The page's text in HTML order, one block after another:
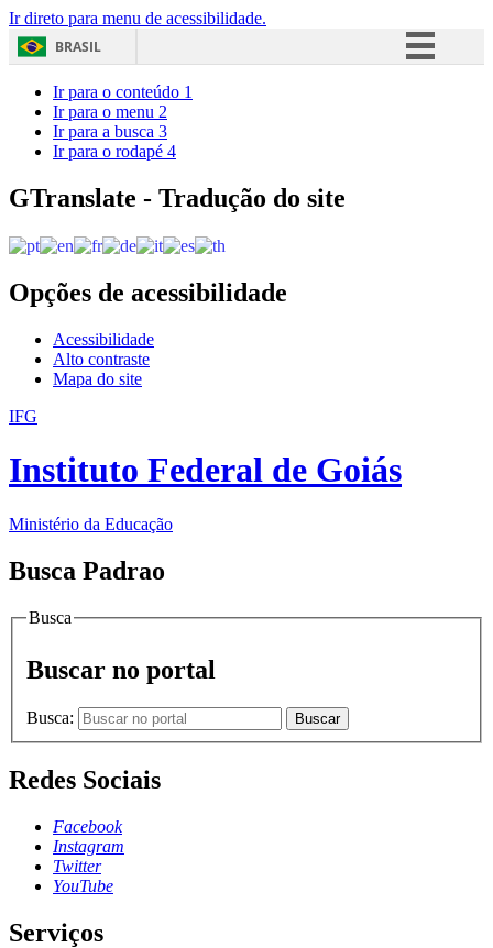
Ir direto para menu de acessibilidade.
BRASIL
Acesso à informação
Ir para o conteúdo 1
Ir para o menu 2
Ir para a busca 3
Ir para o rodapé 4
GTranslate - Tradução do site
Opções de acessibilidade
Acessibilidade
Alto contraste
Mapa do site
IFG
Instituto Federal de Goiás
Ministério da Educação
Busca Padrao
Busca
Buscar no portal
Busca: Buscar
Redes Sociais
Facebook
Instagram
Twitter
YouTube
Serviços